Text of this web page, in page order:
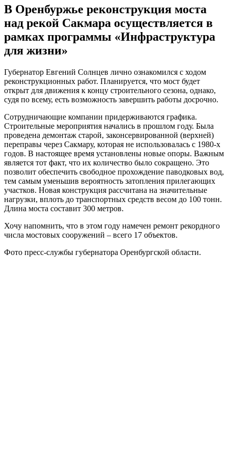
В Оренбуржье реконструкция моста
над рекой Сакмара осуществляется в
рамках программы «Инфраструктура
для жизни»
Губернатор Евгений Солнцев лично ознакомился с ходом
реконструкционных работ. Планируется, что мост будет
открыт для движения к концу строительного сезона, однако,
судя по всему, есть возможность завершить работы досрочно.
Сотрудничающие компании придерживаются графика.
Строительные мероприятия начались в прошлом году. Была
проведена демонтаж старой, законсервированной (верхней)
переправы через Сакмару, которая не использовалась с 1980-х
годов. В настоящее время установлены новые опоры. Важным
является тот факт, что их количество было сокращено. Это
позволит обеспечить свободное прохождение паводковых вод,
тем самым уменьшив вероятность затопления прилегающих
участков. Новая конструкция рассчитана на значительные
нагрузки, вплоть до транспортных средств весом до 100 тонн.
Длина моста составит 300 метров.
Хочу напомнить, что в этом году намечен ремонт рекордного
числа мостовых сооружений – всего 17 объектов.
Фото пресс-службы губернатора Оренбургской области.